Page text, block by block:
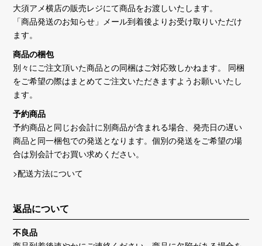
大須アメ横店の販売レジにて商品をお渡しいたします。
「商品発送のお知らせ」メール到着後よりお受け取りいただけ
ます。
商品の梱包
別々にご注文頂いた商品との同梱はご対応致しかねます。 同梱
をご希望の際はまとめてご注文いただきますようお願いいたし
ます。
予約商品
予約商品と同じお会計に別商品が含まれる場合、発売日の遅い
商品と同一梱包での発送となります。個別の発送をご希望の場
合は別会計でお買い求めください。
>配送方法について
返品について
不良品